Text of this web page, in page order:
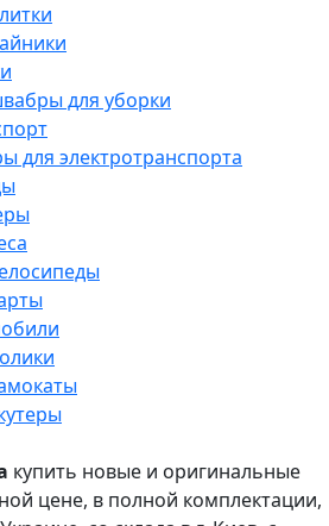
для уборки
для электротранспорта
купить новые и оригинальные
цене, в полной комплектации,